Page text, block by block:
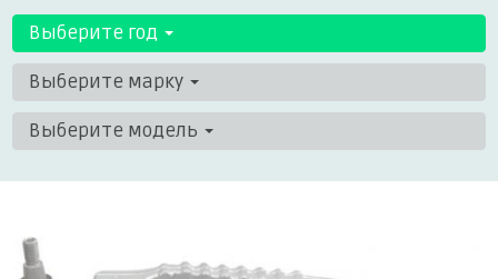
Выберите год
Выберите марку
Выберите модель